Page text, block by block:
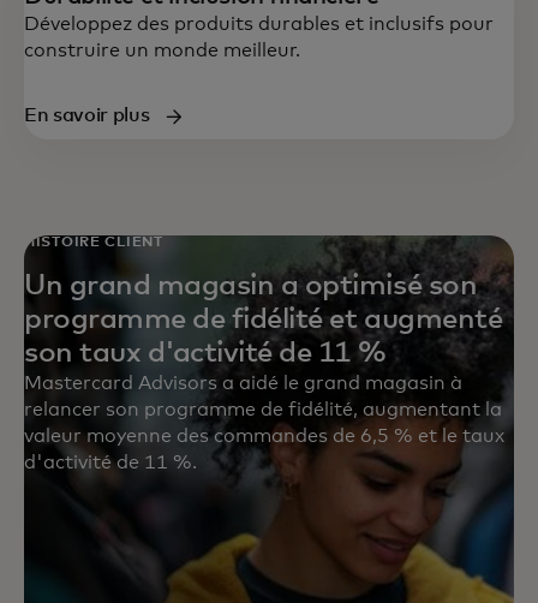
Développez des produits durables et inclusifs pour
construire un monde meilleur.
En savoir plus
HISTOIRE CLIENT
Un grand magasin a optimisé son
programme de fidélité et augmenté
son taux d'activité de 11 %
Mastercard Advisors a aidé le grand magasin à
relancer son programme de fidélité, augmentant la
valeur moyenne des commandes de 6,5 % et le taux
d'activité de 11 %.